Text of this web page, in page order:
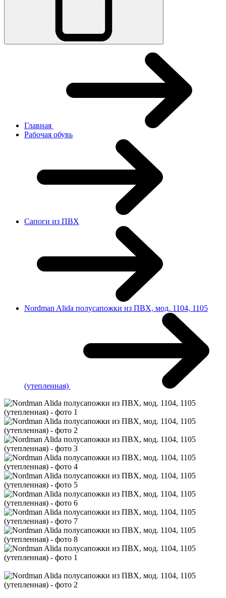
Главная
Рабочая обувь
Сапоги из ПВХ
Nordman Alida полусапожки из ПВХ, мод. 1104, 1105
(утепленная)